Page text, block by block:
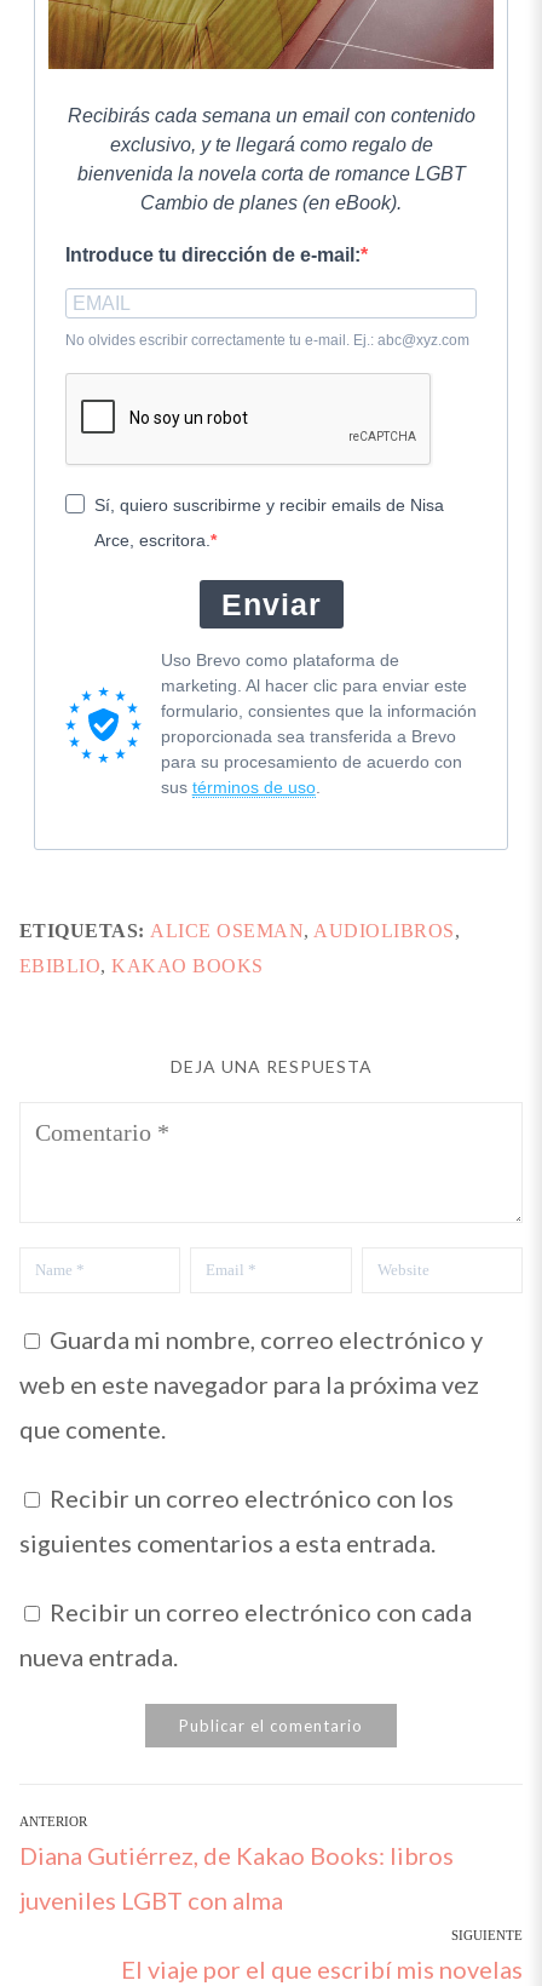
Recibirás cada semana un email con contenido
exclusivo, y te llegará como regalo de
bienvenida la novela corta de romance LGBT
Cambio de planes (en eBook).
Introduce tu dirección de e-mail:
No olvides escribir correctamente tu e-mail. Ej.: abc@xyz.com
Sí, quiero suscribirme y recibir emails de Nisa
Arce, escritora.
Enviar
Uso Brevo como plataforma de
marketing. Al hacer clic para enviar este
formulario, consientes que la información
proporcionada sea transferida a Brevo
para su procesamiento de acuerdo con
sus términos de uso.
ETIQUETAS: ALICE OSEMAN, AUDIOLIBROS,
EBIBLIO,KAKAO BOOKS
DEJA UNA RESPUESTA
Comentario
Name Email Website
Guarda mi nombre, correo electrónico y
web en este navegador para la próxima vez
que comente.
Recibir un correo electrónico con los
siguientes comentarios a esta entrada.
Recibir un correo electrónico con cada
nueva entrada.
Navegación
de
entradas
ANTERIOR
Post
anterior:
Diana Gutiérrez, de Kakao Books: libros
juveniles LGBT con alma
SIGUIENTE
Siguiente
El viaje por el que escribí mis novelas